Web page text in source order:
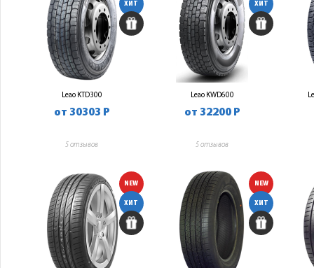
ХИТ
Leao KTD300
от 30303 Р
5 отзывов
ХИТ
Leao KWD600
от 32200 Р
5 отзывов
NEW
ХИТ
NEW
ХИТ